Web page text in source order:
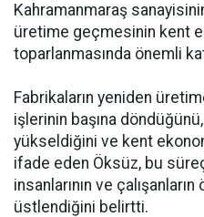
Kahramanmaraş
üretime geçmesinin kent
toparlanmasında önemli
Fabrikaların yeniden
işlerinin başına
yükseldiğini ve kent
ifade eden Öksüz, bu
insanlarının ve
üstlendiğini belirtti.